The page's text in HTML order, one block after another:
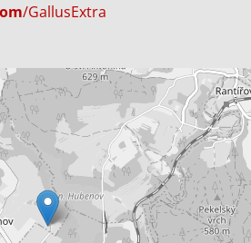
/GallusExtra